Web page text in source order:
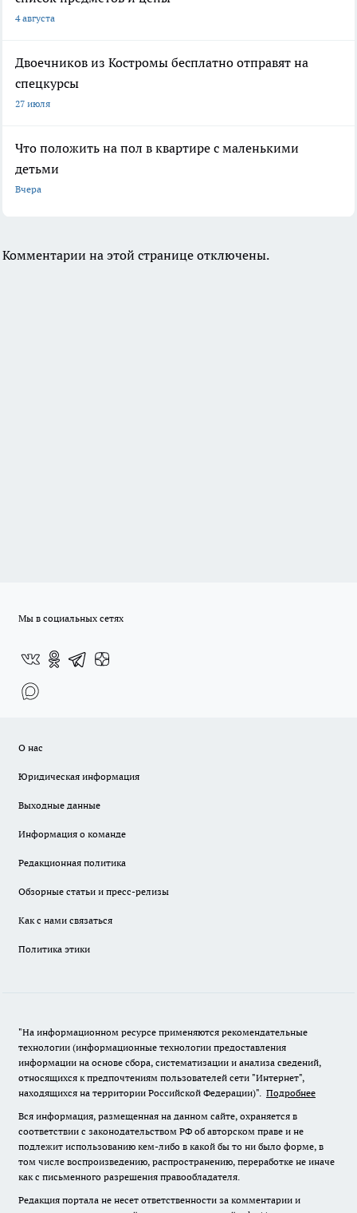
4 августа
Двоечников из Костромы бесплатно отправят на
спецкурсы
27 июля
Что положить на пол в квартире с маленькими
детьми
Вчера
Комментарии на этой странице отключены.
Мы в социальных сетях
О нас
Юридическая информация
Выходные данные
Информация о команде
Редакционная политика
Обзорные статьи и пресс-релизы
Как с нами связаться
Политика этики
"На информационном ресурсе применяются рекомендательные
технологии (информационные технологии предоставления
информации на основе сбора, систематизации и анализа сведений,
относящихся к предпочтениям пользователей сети "Интернет",
находящихся на территории Российской Федерации)". Подробнее
Вся информация, размещенная на данном сайте, охраняется в
соответствии с законодательством РФ об авторском праве и не
подлежит использованию кем-либо в какой бы то ни было форме, в
том числе воспроизведению, распространению, переработке не иначе
как с письменного разрешения правообладателя.
Редакция портала не несет ответственности за комментарии и